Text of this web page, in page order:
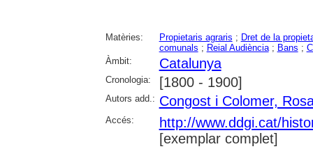
Matèries: Propietaris agraris ; Dret de la
comunals ; Reial Audiència; Bans ;
Àmbit:
Catalunya
Cronologia: [1800 - 1900]
Autors add.: Congost i Colomer,
Accés:
http://www.ddgi.cat/
[exemplar complet]